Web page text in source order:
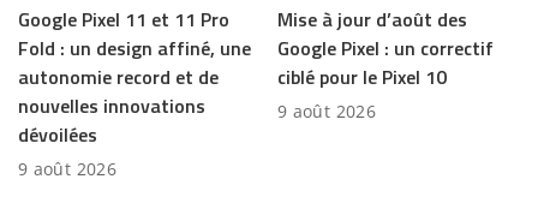
Google Pixel 11 et 11 Pro
Fold : un design affiné, une
autonomie record et de
nouvelles innovations
dévoilées
9 août 2026
Mise à jour d’août des
Google Pixel : un correctif
ciblé pour le Pixel 10
9 août 2026